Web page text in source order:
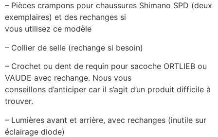
– Pièces crampons pour chaussures Shimano SPD (deux
exemplaires) et des rechanges si
vous utilisez ce modèle
– Collier de selle (rechange si besoin)
– Crochet ou dent de requin pour sacoche ORTLIEB ou
VAUDE avec rechange. Nous vous
conseillons d’anticiper car il s’agit d’un produit difficile à
trouver.
– Lumières avant et arrière, avec rechanges (inutile sur
éclairage diode)